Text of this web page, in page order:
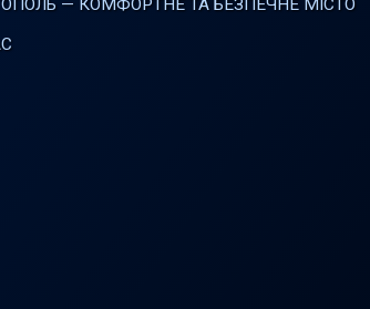
— КОМФОРТНЕ ТА БЕЗПЕЧНЕ МІСТО